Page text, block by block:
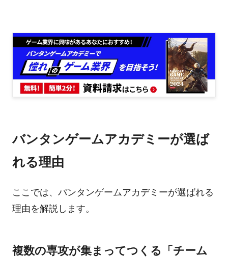
バンタンゲームアカデミーが選ば
れる理由
ここでは、バンタンゲームアカデミーが選ばれる
理由を解説します。
複数の専攻が集まってつくる「チーム